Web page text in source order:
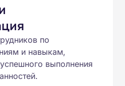
по
и навыкам,
выполнения